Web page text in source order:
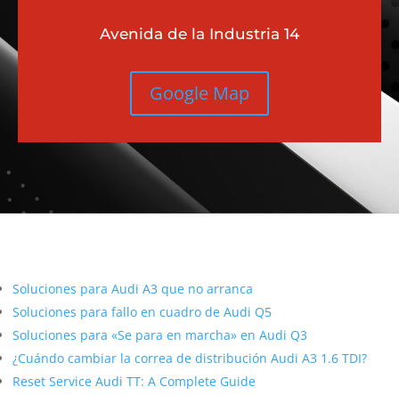
Avenida de la Industria 14
Google Map
Soluciones para Audi A3 que no arranca
Soluciones para fallo en cuadro de Audi Q5
Soluciones para «Se para en marcha» en Audi Q3
¿Cuándo cambiar la correa de distribución Audi A3 1.6 TDI?
Reset Service Audi TT: A Complete Guide